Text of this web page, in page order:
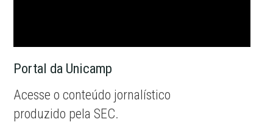
Portal da Unicamp
Acesse o conteúdo jornalístico
produzido pela SEC.